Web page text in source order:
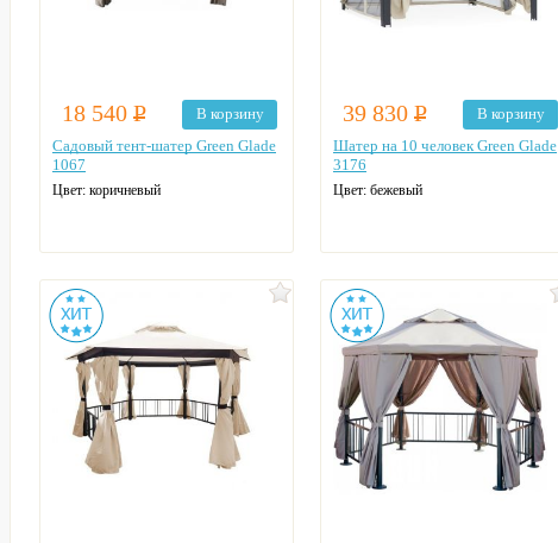
18 540 Р
В корзину
Садовый тент-шатер Green Glade
1067
Цвет: коричневый
39 830 Р
В корзину
Шатер на 10 человек Green Glade
3176
Цвет: бежевый